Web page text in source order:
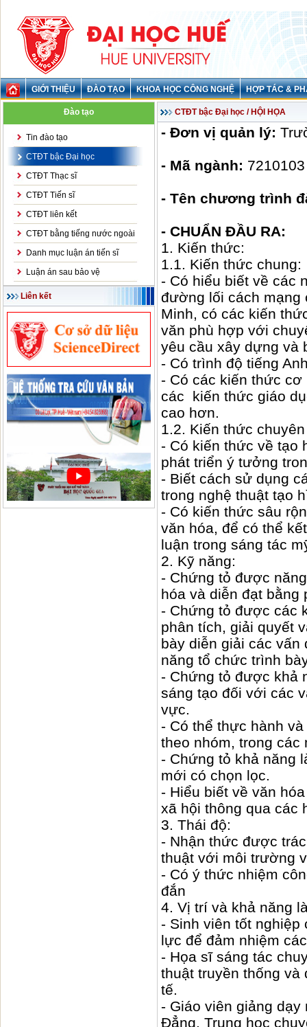
GIỚI THIỆU ĐÀO TẠO KHOA HỌC CÔNG NGHỆ HỢP TÁC &
Đào tạo
Tin đào tạo
CTĐT bậc Đại học
CTĐT Thạc sĩ
CTĐT Tiến sĩ
CTĐT liên kết
CTĐT bằng tiếng nước ngoài
Danh mục luận án tiến sĩ
Luận án sau bảo vệ
Liên kết
CTĐT bậc Đại học / HỘI HỌA
- Đơn vị quản lý:
- Mã ngành: 7210103
- Tên chương trình
- CHUẨN ĐẦU RA:
1. Kiến thức:
1.1. Kiến thức chung:
- Có hiểu biết về các
đường lối cách mạng
Minh, có các kiến
văn phù hợp với
yêu cầu xây dựng và
- Có trình độ tiếng
- Có các kiến thức
các kiến thức giáo
cao hơn.
1.2. Kiến thức
- Có kiến thức về tạo
phát triển ý tưởng
- Biết cách sử dụng
trong nghệ thuật tạo
- Có kiến thức sâu
văn hóa, để có thể
luận trong sáng tác
2. Kỹ năng:
- Chứng tỏ được
hóa và diễn đạt
- Chứng tỏ được các
phân tích, giải quyết
bày diễn giải các
năng tổ chức trình
- Chứng tỏ được khả
sáng tạo đối với các
vực.
- Có thể thực hành
theo nhóm, trong
- Chứng tỏ khả năng
mới có chọn lọc.
- Hiểu biết về văn
xã hội thông qua các
3. Thái độ:
- Nhận thức được
thuật với môi trường
- Có ý thức nhiệm
đắn
4. Vị trí và khả năng
- Sinh viên tốt nghiệp
lực để đảm nhiệm
- Họa sĩ sáng tác
thuật truyền thống
tế.
- Giáo viên giảng
Đẳng, Trung học